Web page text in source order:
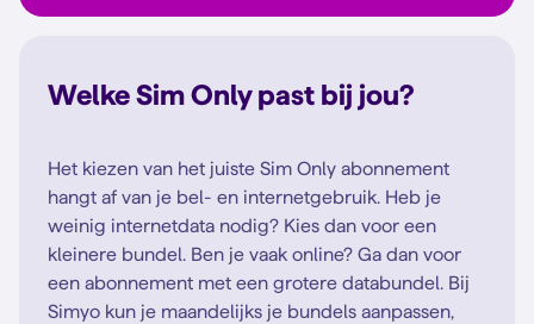
Welke Sim Only past bij jou?
Het kiezen van het juiste Sim Only abonnement
hangt af van je bel- en internetgebruik. Heb je
weinig internetdata nodig? Kies dan voor een
kleinere bundel. Ben je vaak online? Ga dan voor
een abonnement met een grotere databundel. Bij
Simyo kun je maandelijks je bundels aanpassen,